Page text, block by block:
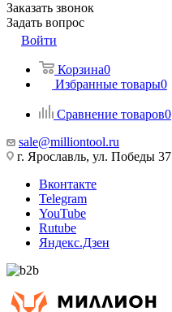
Заказать звонок
Задать вопрос
Войти
Корзина0
Избранные товары0
Сравнение товаров0
sale@milliontool.ru
г. Ярославль, ул. Победы 37
Вконтакте
Telegram
YouTube
Rutube
Яндекс.Дзен